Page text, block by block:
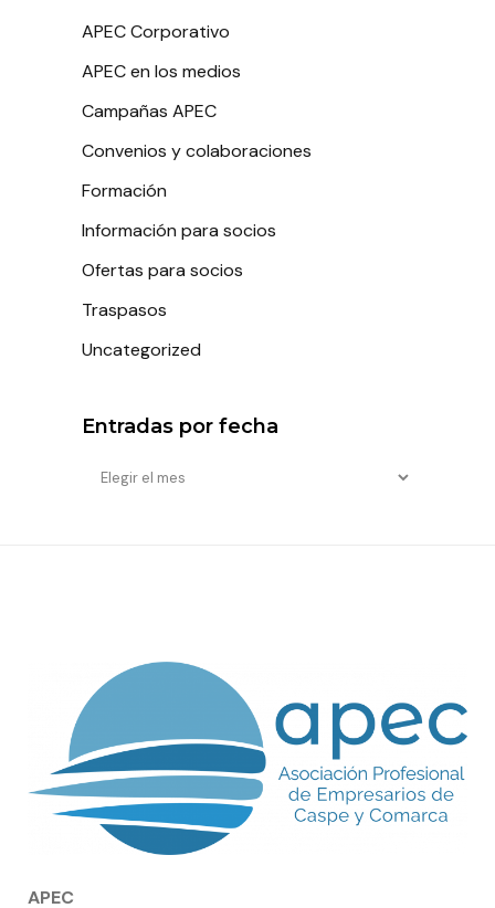
APEC Corporativo
APEC en los medios
Campañas APEC
Convenios y colaboraciones
Formación
Información para socios
Ofertas para socios
Traspasos
Uncategorized
Entradas por fecha
Entradas
APEC